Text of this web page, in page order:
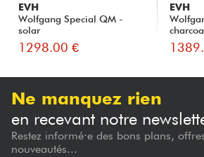
EVH
Wolfgang Special QM -
solar
1298.00 €
EVH
Ne manquez rien
en recevant notre
Restez informé·e des bons plans,
nouveautés...